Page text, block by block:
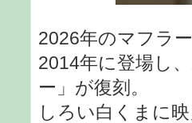
2026年のマフラ
2014年に登場し
ー」が復刻。
しろい白くまに